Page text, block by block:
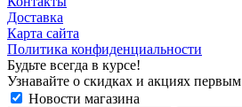
Доставка
Карта сайта
Политика конфиденциальности
Будьте всегда в курсе!
Узнавайте о скидках и акциях первым
Новости магазина